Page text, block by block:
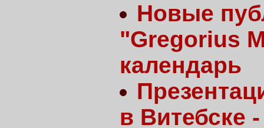
Новые
"Gregorius
календарь
в Витебске